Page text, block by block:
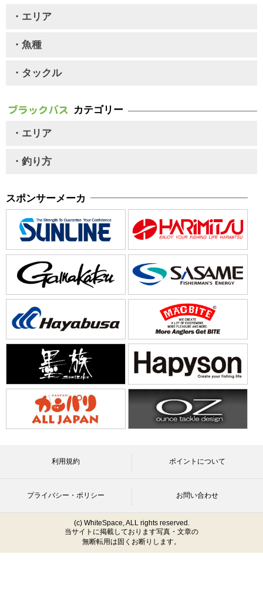
・エリア
・魚種
・タックル
カテゴリー
・エリア
・釣り方
スポンサーメーカ
利用規約 ポイントについて
プライバシー・ポリシー お問い合わせ
(c) WhiteSpace, ALL rights reserved.
当サイトに掲載しております写真・文章の
無断転用は固くお断りします。